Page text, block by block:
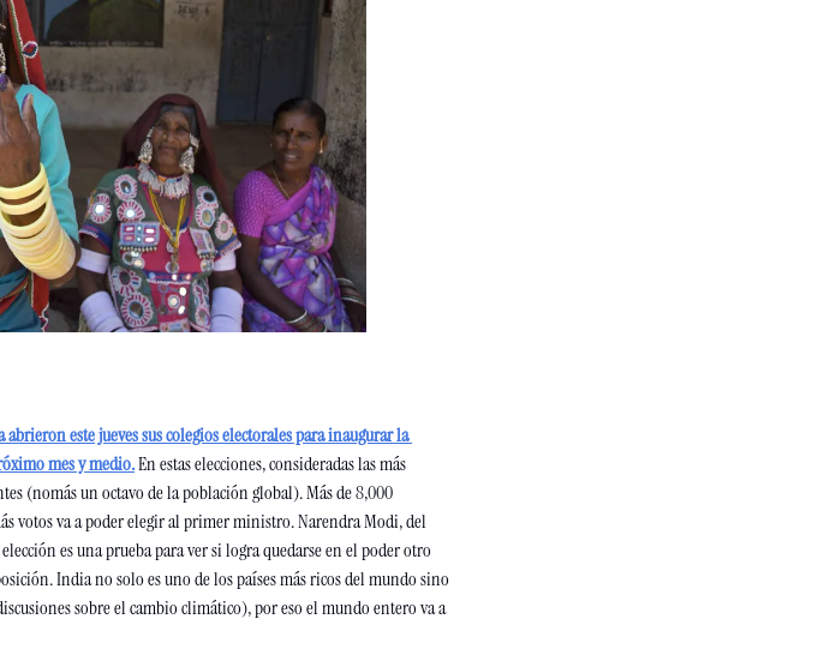
abrieron este jueves sus colegios electorales para inaugurar la
mes y medio.En estas elecciones, consideradas las más
(nomás un octavo de la población global). Más de 8,000
votos va a poder elegir al primer ministro. Narendra Modi, del
es una prueba para ver si logra quedarse en el poder otro
India no solo es uno de los países más ricos del mundo sino
sobre el cambio climático), por eso el mundo entero va a